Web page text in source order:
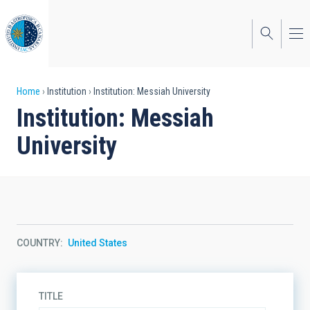
to
main
content
Breadcrumb
Home Institution Institution: Messiah University
Institution: Messiah
University
COUNTRY United States
TITLE